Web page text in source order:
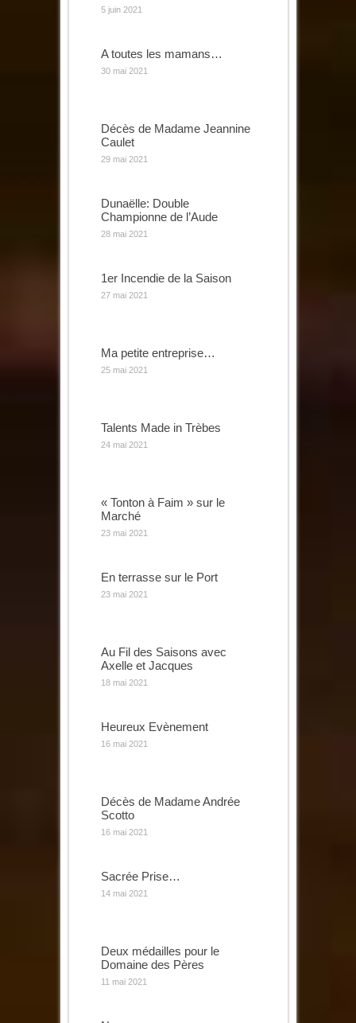
5 juin 2021
A toutes les mamans…
30 mai 2021
Décès de Madame Jeannine
Caulet
29 mai 2021
Dunaëlle: Double
Championne de l’Aude
28 mai 2021
1er Incendie de la Saison
27 mai 2021
Ma petite entreprise…
25 mai 2021
Talents Made in Trèbes
24 mai 2021
« Tonton à Faim » sur le
Marché
23 mai 2021
En terrasse sur le Port
23 mai 2021
Au Fil des Saisons avec
Axelle et Jacques
18 mai 2021
Heureux Evènement
16 mai 2021
Décès de Madame Andrée
Scotto
16 mai 2021
Sacrée Prise…
14 mai 2021
Deux médailles pour le
Domaine des Pères
11 mai 2021